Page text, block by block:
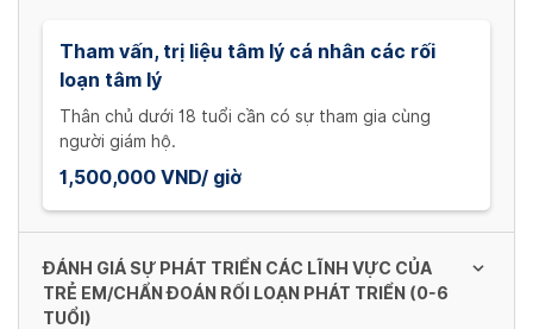
Tham vấn, trị liệu tâm lý cá nhân các rối
loạn tâm lý
Thân chủ dưới 18 tuổi cần có sự tham gia cùng
người giám hộ.
1,500,000 VND/ giờ
ĐÁNH GIÁ SỰ PHÁT TRIỂN CÁC LĨNH VỰC CỦA
TRẺ EM/CHẨN ĐOÁN RỐI LOẠN PHÁT TRIỂN (0-6
TUỔI)